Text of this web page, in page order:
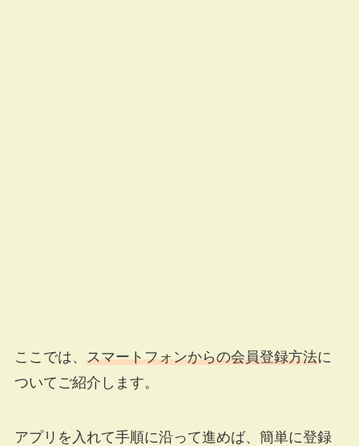
ここでは、 スマートフォンからの会員登録方法に
ついてご紹介します。
アプリを入れて手順に沿って進めば、簡単に登録